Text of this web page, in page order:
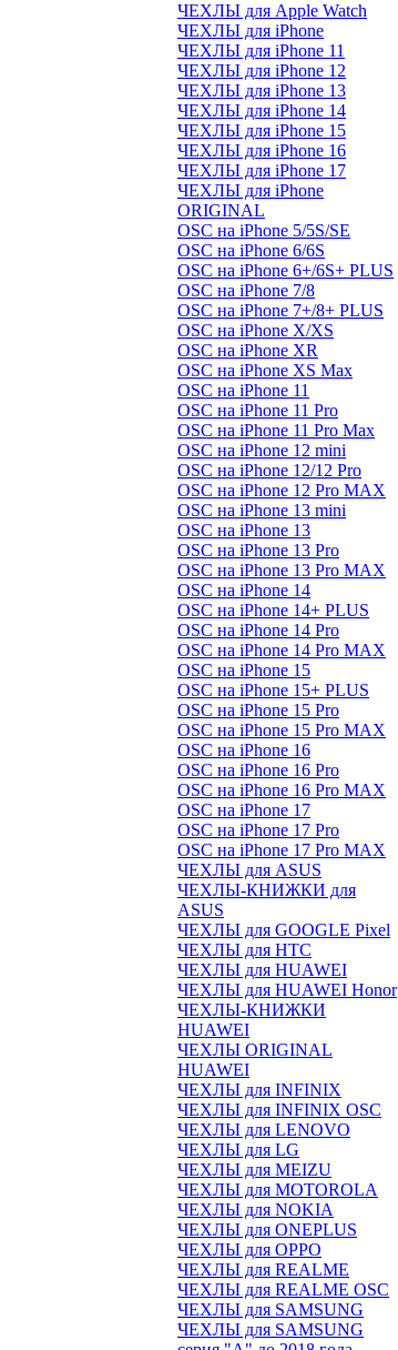
ЧЕХЛЫ для Apple Watch
ЧЕХЛЫ для iPhone
ЧЕХЛЫ для iPhone 11
ЧЕХЛЫ для iPhone 12
ЧЕХЛЫ для iPhone 13
ЧЕХЛЫ для iPhone 14
ЧЕХЛЫ для iPhone 15
ЧЕХЛЫ для iPhone 16
ЧЕХЛЫ для iPhone 17
ЧЕХЛЫ для iPhone
ORIGINAL
OSC на iPhone 5/5S/SE
OSC на iPhone 6/6S
OSC на iPhone 6+/6S+ PLUS
OSC на iPhone 7/8
OSC на iPhone 7+/8+ PLUS
OSC на iPhone X/XS
OSC на iPhone XR
OSC на iPhone XS Max
OSC на iPhone 11
OSC на iPhone 11 Pro
OSC на iPhone 11 Pro Max
OSC на iPhone 12 mini
OSC на iPhone 12/12 Pro
OSC на iPhone 12 Pro MAX
OSC на iPhone 13 mini
OSC на iPhone 13
OSC на iPhone 13 Pro
OSC на iPhone 13 Pro MAX
OSC на iPhone 14
OSC на iPhone 14+ PLUS
OSC на iPhone 14 Pro
OSC на iPhone 14 Pro MAX
OSC на iPhone 15
OSC на iPhone 15+ PLUS
OSC на iPhone 15 Pro
OSC на iPhone 15 Pro MAX
OSC на iPhone 16
OSC на iPhone 16 Pro
OSC на iPhone 16 Pro MAX
OSC на iPhone 17
OSC на iPhone 17 Pro
OSC на iPhone 17 Pro MAX
ЧЕХЛЫ для ASUS
ЧЕХЛЫ-КНИЖКИ для
ASUS
ЧЕХЛЫ для GOOGLE Pixel
ЧЕХЛЫ для HTC
ЧЕХЛЫ для HUAWEI
ЧЕХЛЫ для HUAWEI Honor
ЧЕХЛЫ-КНИЖКИ
HUAWEI
ЧЕХЛЫ ORIGINAL
HUAWEI
ЧЕХЛЫ для INFINIX
ЧЕХЛЫ для INFINIX OSC
ЧЕХЛЫ для LENOVO
ЧЕХЛЫ для LG
ЧЕХЛЫ для MEIZU
ЧЕХЛЫ для MOTOROLA
ЧЕХЛЫ для NOKIA
ЧЕХЛЫ для ONEPLUS
ЧЕХЛЫ для OPPO
ЧЕХЛЫ для REALME
ЧЕХЛЫ для REALME OSC
ЧЕХЛЫ для SAMSUNG
ЧЕХЛЫ для SAMSUNG